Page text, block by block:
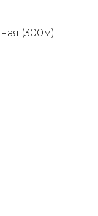
(300м)